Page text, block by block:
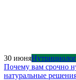
30 июня
Почему вам срочно
натуральные